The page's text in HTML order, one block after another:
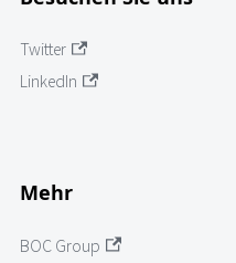
Twitter
LinkedIn
Mehr
BOC Group